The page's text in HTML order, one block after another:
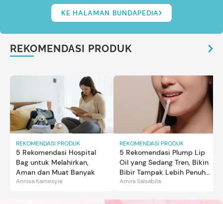
KE HALAMAN BUNDAPEDIA
REKOMENDASI PRODUK
REKOMENDASI PRODUK
5 Rekomendasi Hospital
Bag untuk Melahirkan,
Aman dan Muat Banyak
Annisa Karnesyia
REKOMENDASI PRODUK
5 Rekomendasi Plump Lip
Oil yang Sedang Tren, Bikin
Bibir Tampak Lebih Penuh
dan Berkilau
Amira Salsabila